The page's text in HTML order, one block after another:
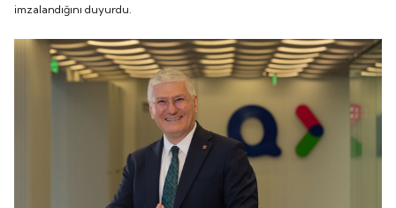
imzalandığını duyurdu.